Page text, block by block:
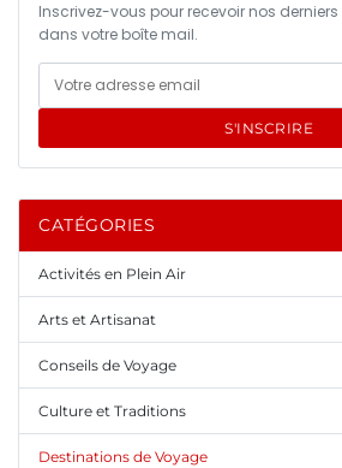
Inscrivez-vous pour recevoir nos
dans votre boîte mail.
S'INSCRIRE
CATÉGORIES
Activités en Plein Air
Arts et Artisanat
Conseils de Voyage
Culture et Traditions
Destinations de Voyage